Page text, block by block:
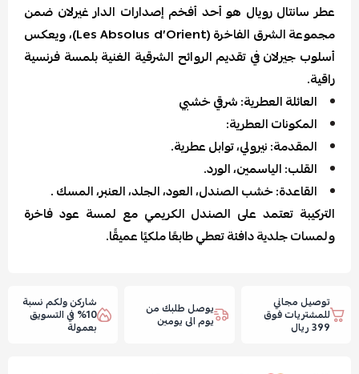
عطر سانتال رويال هو أحد أفخم إصدارات الدار غيرلان ضمن
مجموعة الشرق الفاخرة (Les Absolus d’Orient)، ويعكس
أسلوب جيرلان في تقديم الروائح الشرقية الغنية بلمسة فرنسية
راقية.
العائلة العطرية: شرقي خشبي
المكونات العطرية:
المقدمة: نيرولي، توابل عطرية.
القلب: الياسمين، الورد.
القاعدة: خشب الصندل، العود، الجلد، العنبر، المسك .
التركيبة تعتمد على الصندل الكريمي مع لمسة عود فاخرة
ولمسات جلدية دافئة تعطي طابعًا ملكيًا عميقًا.
توصيل مجاني
للمشتريات فوق
399 ريال
يوصل طلبك من
يوم الى يومين
شاركن ولكم نسبة
10% في التسويق
بعمولة